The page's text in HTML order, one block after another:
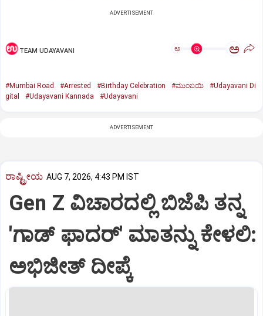
ADVERTISEMENT
TEAM UDAYAVANI ಅ ಅ
#Mumbai Road #Arrested #Birthday Celebration #ಮುಂಬಯಿ
#Udayavani Di
gital
#Udayavani Kannada #Udayavani
ADVERTISEMENT
ರಾಷ್ಟ್ರೀಯ AUG 7, 2026, 4:43 PM IST
Gen Z ವಿಚಾರದಲ್ಲಿ ಬಿಜೆಪಿ ತನ್ನ
'ಗಾಡ್ ಫಾದರ್' ಮಾತನ್ನು ಕೇಳಲಿ:
ಅಭಿಜೀತ್ ದೀಪ್ಕೆ